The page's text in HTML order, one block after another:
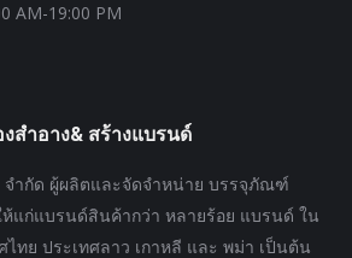
AM-19:00 PM
สำอาง& สร้างแบรนด์
จำกัด ผู้ผลิตและจัดจำหน่าย บรรจุภัณฑ์
ห้แก่แบรนด์สินค้ากว่า หลายร้อย แบรนด์ ใน
ไทย ประเทศลาว เกาหลี และ พม่า เป็นต้น